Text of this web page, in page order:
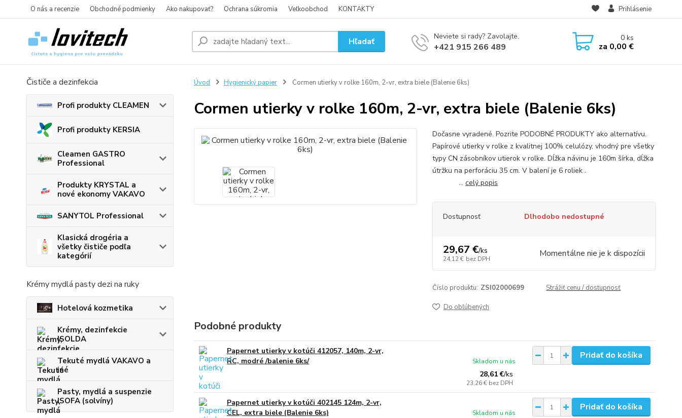
O nás a recenzie Obchodné podmienky Ako nakupovať? Ochrana súkromia Veľkoobchod KONTAKTY Prihlásenie
Hľadať Neviete si rady? Zavolajte.
+421 915 266 489
0ks
za 0,00 €
Čističe a dezinfekcia
Profi produkty CLEAMEN
Profi produkty KERSIA
Cleamen GASTRO
Professional
Produkty KRYSTAL a
nové ekonomy VAKAVO
SANYTOL Professional
Klasická drogéria a
všetky čističe podľa
kategórií
Krémy mydlá pasty dezi na ruky
Hotelová kozmetika
Krémy, dezinfekcie
ISOLDA
Tekuté mydlá VAKAVO a
iné
Pasty, mydlá a suspenzie
ISOFA (solvíny)
Úvod Hygienický papier Cormen utierky v rolke 160m, 2-vr, extra biele (Balenie 6ks)
Cormen utierky v rolke 160m, 2-vr, extra biele (Balenie 6ks)
Dočasne vyradené. Pozrite PODOBNÉ PRODUKTY ako alternatívu.
Papírové utierky v rolke z kvalitnej 100% celulózy, vhodný pre všetky
typy CN zásobníkov utierok v rolke. Dĺžka návinu je 160m šírka, dĺžka
útržku na perforáciu 35 cm. V balení je 6 roliek .
... celý popis
Dostupnosť Dlhodobo nedostupné
29,67 €/ks
24,12 € bez DPH Momentálne nie je k dispozícii
Číslo produktu: ZSI02000699 Strážiť cenu / dostupnosť
Do obľúbených
Podobné produkty
Papernet utierky v kotúči 412057, 140m, 2-vr,
RC, modré /balenie 6ks/
28,61 €/ks
23,26 € bez DPH
Skladom u nás
Pridať do košíka
Papernet utierky v kotúči 402145 124m, 2-vr,
CEL, extra biele (Balenie 6ks)
Skladom u nás
Pridať do košíka